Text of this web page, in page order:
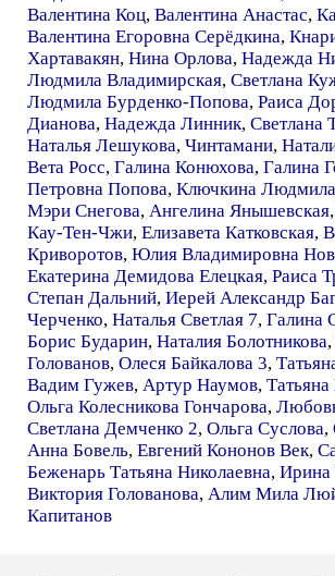
Валентина Коц, Валентина Анастас,
Валентина Егоровна Серёдкина,
Хартавакян, Нина Орлова, Надежда
Людмила Владимирская, Светлана
Людмила Бурденко-Попова, Раиса
Дианова, Надежда Линник, Светлана
Наталья Лешукова, Чинтамани,
Вета Росс, Галина Конюхова, Галина
Петровна Попова, Ключкина Людмила
Мэри Снегова, Ангелина Янышевская,
Кау-Тен-Чжи, Елизавета Катковская,
Криворотов, Юлия Владимировна
Екатерина Демидова Елецкая, Раиса
Степан Дальний, Иерей Александр
Черченко, Наталья Светлая 7, Галина
Борис Бударин, Наталия Болотникова,
Голованов, Олеся Байкалова 3,
Вадим Гужев, Артур Наумов,
Ольга Колесникова Гончарова,
Светлана Демченко 2, Ольга Суслова,
Анна Бовель, Евгений Кононов Век,
Беженарь Татьяна Николаевна, Ирина
Виктория Голованова, Алим Мила
Капитанов